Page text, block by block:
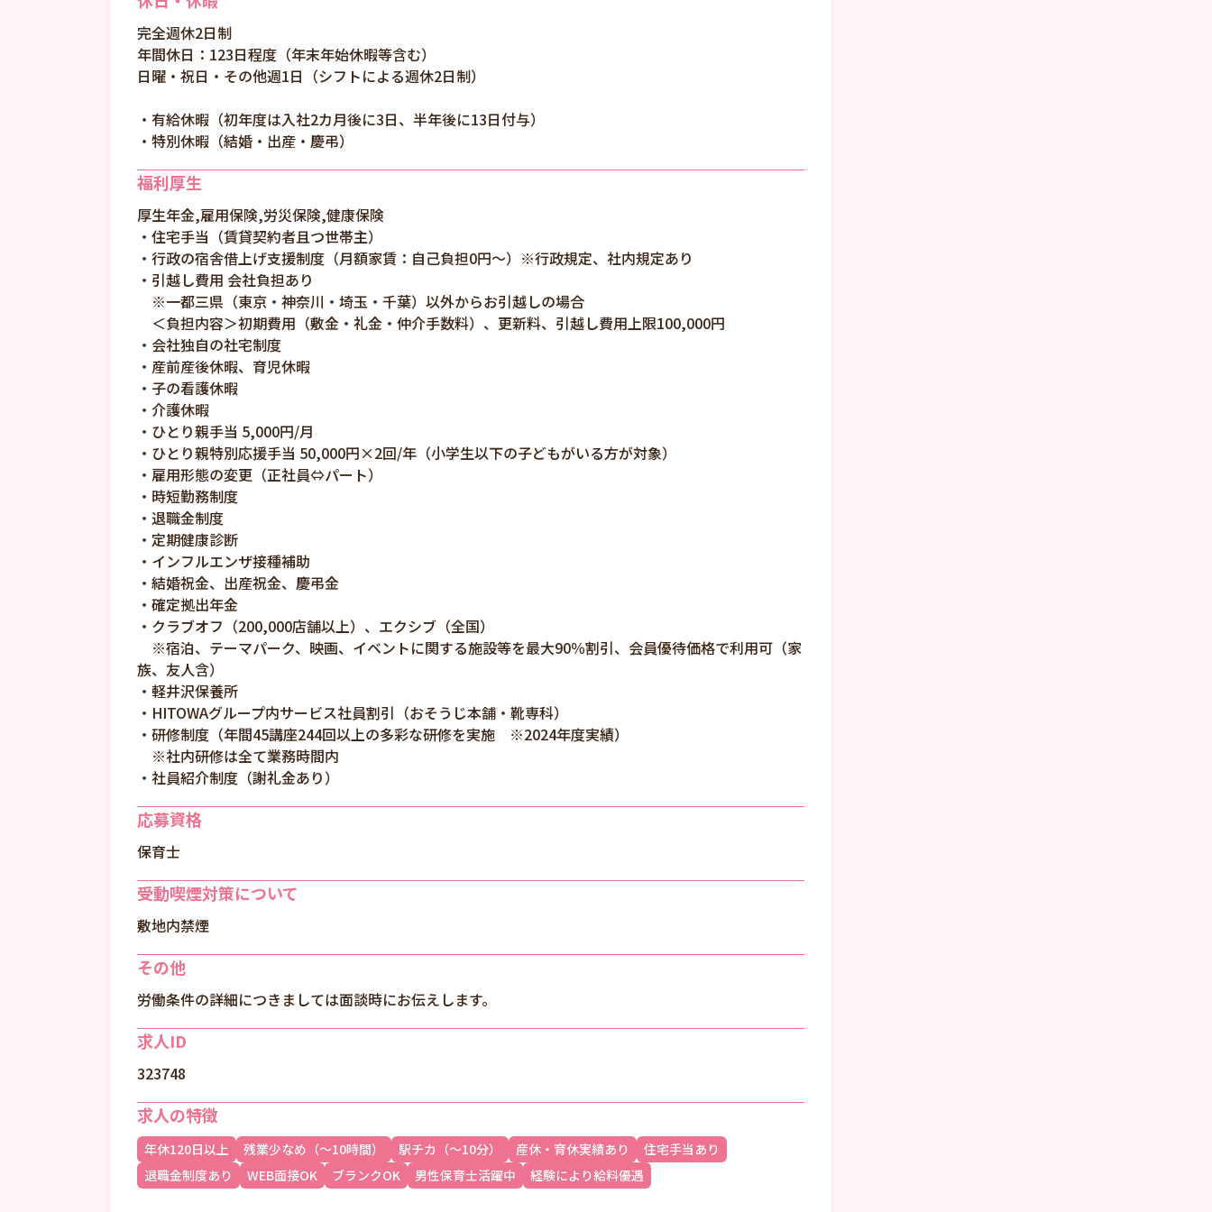
完全週休2日制
年間休日：123日程度（年末年始休暇等含む）
日曜・祝日・その他週1日（シフトによる週休2日制）
・有給休暇（初年度は入社2カ月後に3日、半年後に13日付与）
・特別休暇（結婚・出産・慶弔）
福利厚生
厚生年金,雇用保険,労災保険,健康保険
・住宅手当（賃貸契約者且つ世帯主）
・行政の宿舎借上げ支援制度（月額家賃：自己負担0円～）※行政規定、社内規定あり
・引越し費用 会社負担あり
※一都三県（東京・神奈川・埼玉・千葉）以外からお引越しの場合
＜負担内容＞初期費用（敷金・礼金・仲介手数料）、更新料、引越し費用上限100,000円
・会社独自の社宅制度
・産前産後休暇、育児休暇
・子の看護休暇
・介護休暇
・ひとり親手当 5,000円/月
・ひとり親特別応援手当 50,000円×2回/年（小学生以下の子どもがいる方が対象）
・雇用形態の変更（正社員⇔パート）
・時短勤務制度
・退職金制度
・定期健康診断
・インフルエンザ接種補助
・結婚祝金、出産祝金、慶弔金
・確定拠出年金
・クラブオフ（200,000店舗以上）、エクシブ（全国）
※宿泊、テーマパーク、映画、イベントに関する施設等を最大90％割引、会員優待価格で利用可（家
族、友人含）
・軽井沢保養所
・HITOWAグループ内サービス社員割引（おそうじ本舗・靴専科）
・研修制度（年間45講座244回以上の多彩な研修を実施 ※2024年度実績）
※社内研修は全て業務時間内
・社員紹介制度（謝礼金あり）
応募資格
保育士
受動喫煙対策について
敷地内禁煙
その他
労働条件の詳細につきましては面談時にお伝えします。
求人ID
323748
求人の特徴
年休120日以上 残業少なめ（～10時間） 駅チカ（～10分） 産休・育休実績あり
住宅手当あり
退職金制度あり
WEB面接OK ブランクOK 男性保育士活躍中 経験により給料優遇